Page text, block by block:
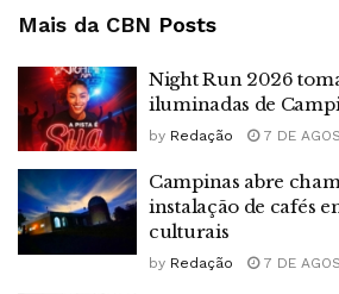
Mais da CBN Posts
Night Run 2026
iluminadas de
by Redação 7 DE
Campinas abre
instalação de cafés
culturais
by Redação 7 DE